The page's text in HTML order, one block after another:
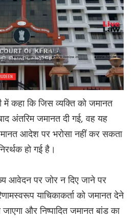
में कहा कि जिस व्यक्ति को जमानत
अंतरिम जमानत दी गई, वह यह
आदेश पर भरोसा नहीं कर सकता
हो गई है।
आवेदन पर जोर न दिए जाने पर
याचिकाकर्ता को जमानत देने
और निष्पादित जमानत बांड का